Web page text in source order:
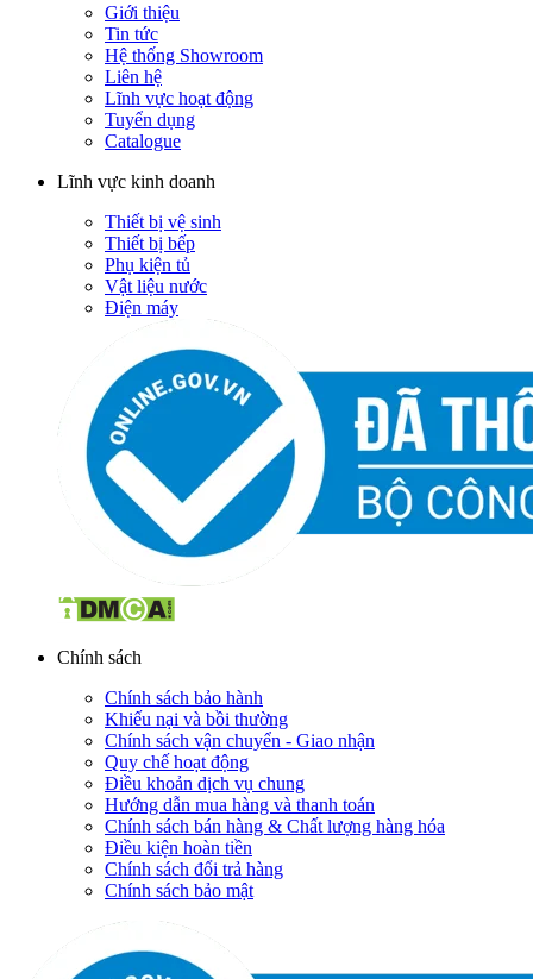
Giới thiệu
Tin tức
Hệ thống Showroom
Liên hệ
Lĩnh vực hoạt động
Tuyển dụng
Catalogue
Lĩnh vực kinh doanh
Thiết bị vệ sinh
Thiết bị bếp
Phụ kiện tủ
Vật liệu nước
Điện máy
Chính sách
Chính sách bảo hành
Khiếu nại và bồi thường
Chính sách vận chuyển - Giao nhận
Quy chế hoạt động
Điều khoản dịch vụ chung
Hướng dẫn mua hàng và thanh toán
Chính sách bán hàng & Chất lượng hàng hóa
Điều kiện hoàn tiền
Chính sách đổi trả hàng
Chính sách bảo mật